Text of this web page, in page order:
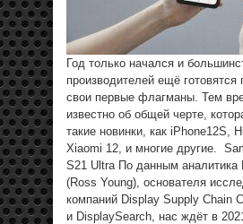
Год только начался и
производителей ещё готовятся
свои первые флагманы. Тем
известно об общей черте,
такие новинки, как iPhone12S,
Xiaomi 12, и многие другие.
S21 Ultra По данным аналитика
(Ross Young), основателя
компаний Display Supply Chain
и DisplaySearch, нас ждёт в